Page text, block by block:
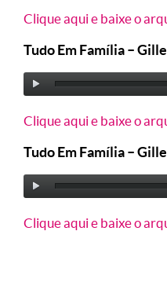
Clique aqui e baixe o
Tudo Em Família –
Clique aqui e baixe o
Tudo Em Família –
Clique aqui e baixe o